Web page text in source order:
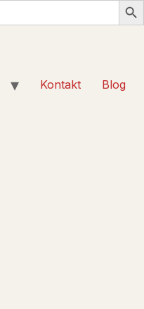
Kontakt Blog